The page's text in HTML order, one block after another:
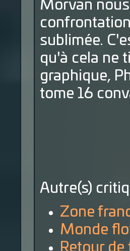
Morvan
sublimée.
qu'à cela ne
graphique,
tome 16
Autre(s)
Zone
Monde
Retour